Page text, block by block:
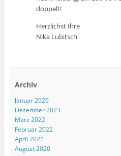
doppelt!
Herzlichst Ihre
Nika Lubitsch
Archiv
Januar 2026
Dezember 2023
März 2022
Februar 2022
April 2021
August 2020